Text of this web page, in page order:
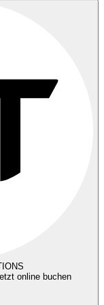
online buchen